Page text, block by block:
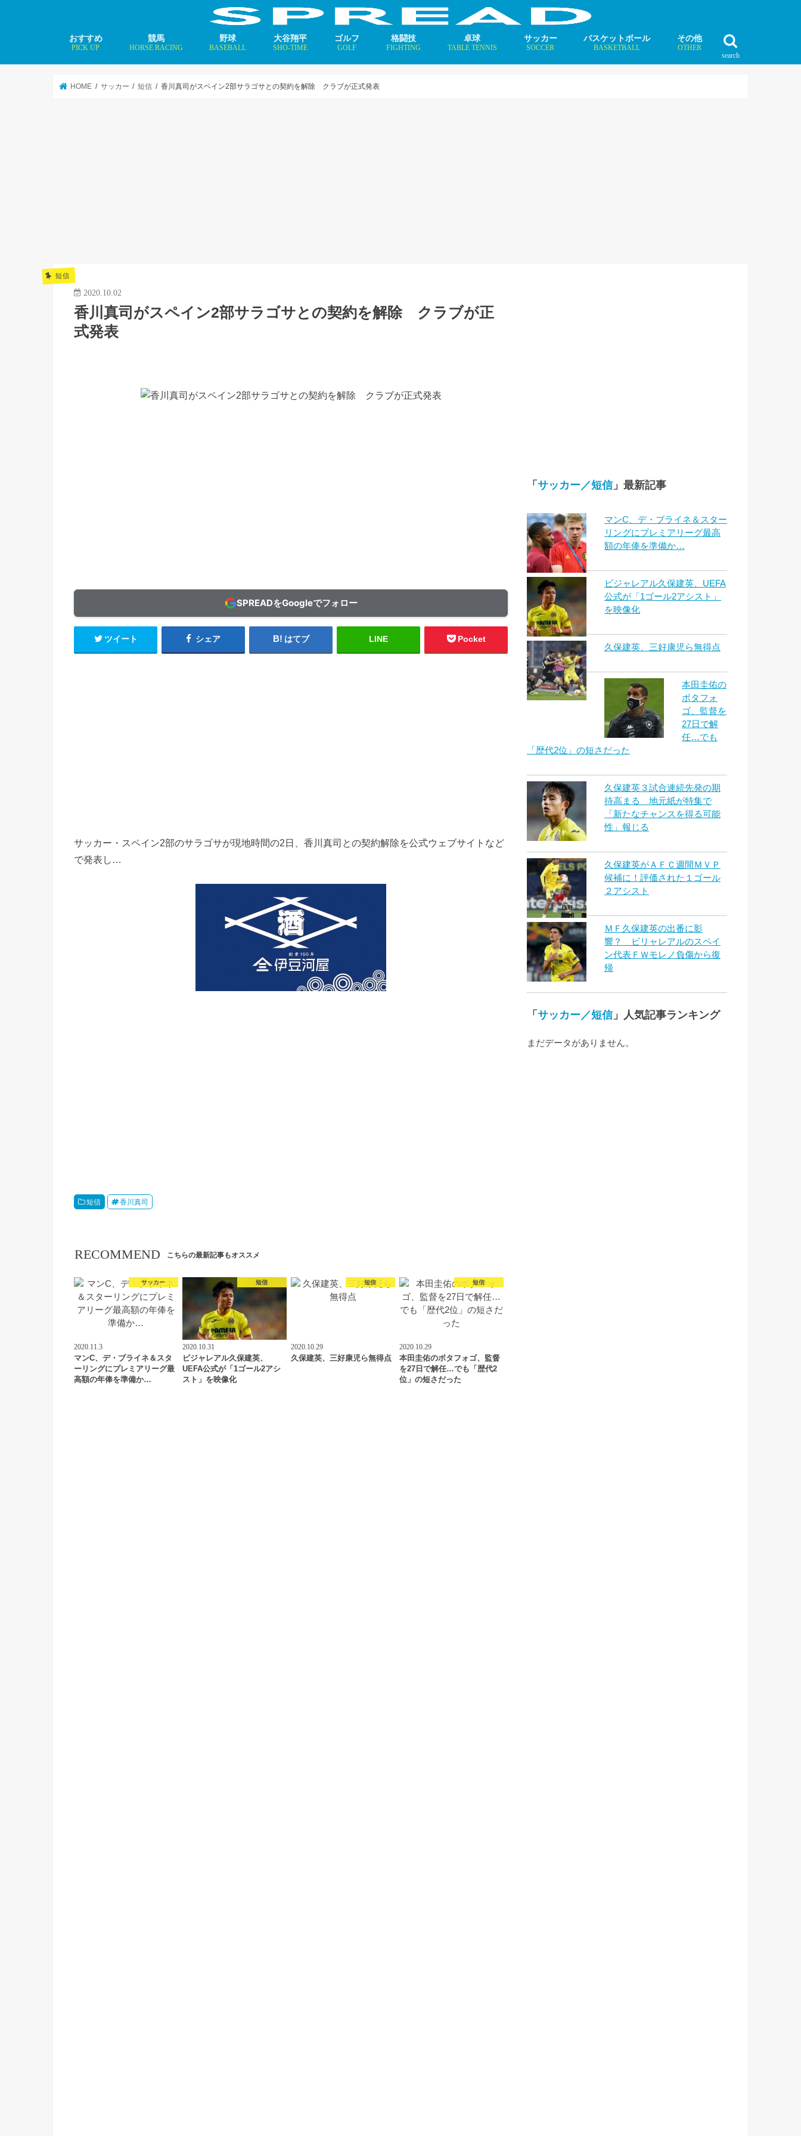
search
おすすめ
PICK UP
競馬
HORSE RACING
野球
BASEBALL
大谷翔平
SHO-TIME
ゴルフ
GOLF
格闘技
FIGHTING
卓球
TABLE TENNIS
サッカー
SOCCER
バスケットボール
BASKETBALL
その他
OTHER
HOME サッカー 短信 香川真司がスペイン2部サラゴサとの契約を解除 クラブが正式発表
短信
2020.10.02
香川真司がスペイン2部サラゴサとの契約を解除 クラブが正
式発表
SPREADをGoogleでフォロー
ツイート シェア はてブ LINE Pocket
サッカー・スペイン2部のサラゴサが現地時間の2日、香川真司との契約解除を公式ウェブサイトなど
で発表し…
短信 香川真司
RECOMMEND こちらの最新記事もオススメ
サッカー
2020.11.3
マンC、デ・ブライネ＆スタ
ーリングにプレミアリーグ最
高額の年俸を準備か…
短信
2020.10.31
ビジャレアル久保建英、
UEFA公式が「1ゴール2アシ
スト」を映像化
短信
2020.10.29
久保建英、三好康児ら無得点
短信
2020.10.29
本田圭佑のボタフォゴ、監督
を27日で解任…でも「歴代2
位」の短さだった
「 サッカー／短信」最新記事
マンC、デ・ブライネ＆スター
リングにプレミアリーグ最高
額の年俸を準備か…
ビジャレアル久保建英、UEFA
公式が「1ゴール2アシスト」
を映像化
久保建英、三好康児ら無得点
本田圭佑の
ボタフォ
ゴ、監督を
27日で解
任…でも
「歴代2位」の短さだった
久保建英３試合連続先発の期
待高まる 地元紙が特集で
「新たなチャンスを得る可能
性」報じる
久保建英がＡＦＣ週間ＭＶＰ
候補に！評価された１ゴール
２アシスト
ＭＦ久保建英の出番に影
響？ ビリャレアルのスペイ
ン代表ＦＷモレノ負傷から復
帰
「 サッカー／短信」人気記事ランキング
まだデータがありません。